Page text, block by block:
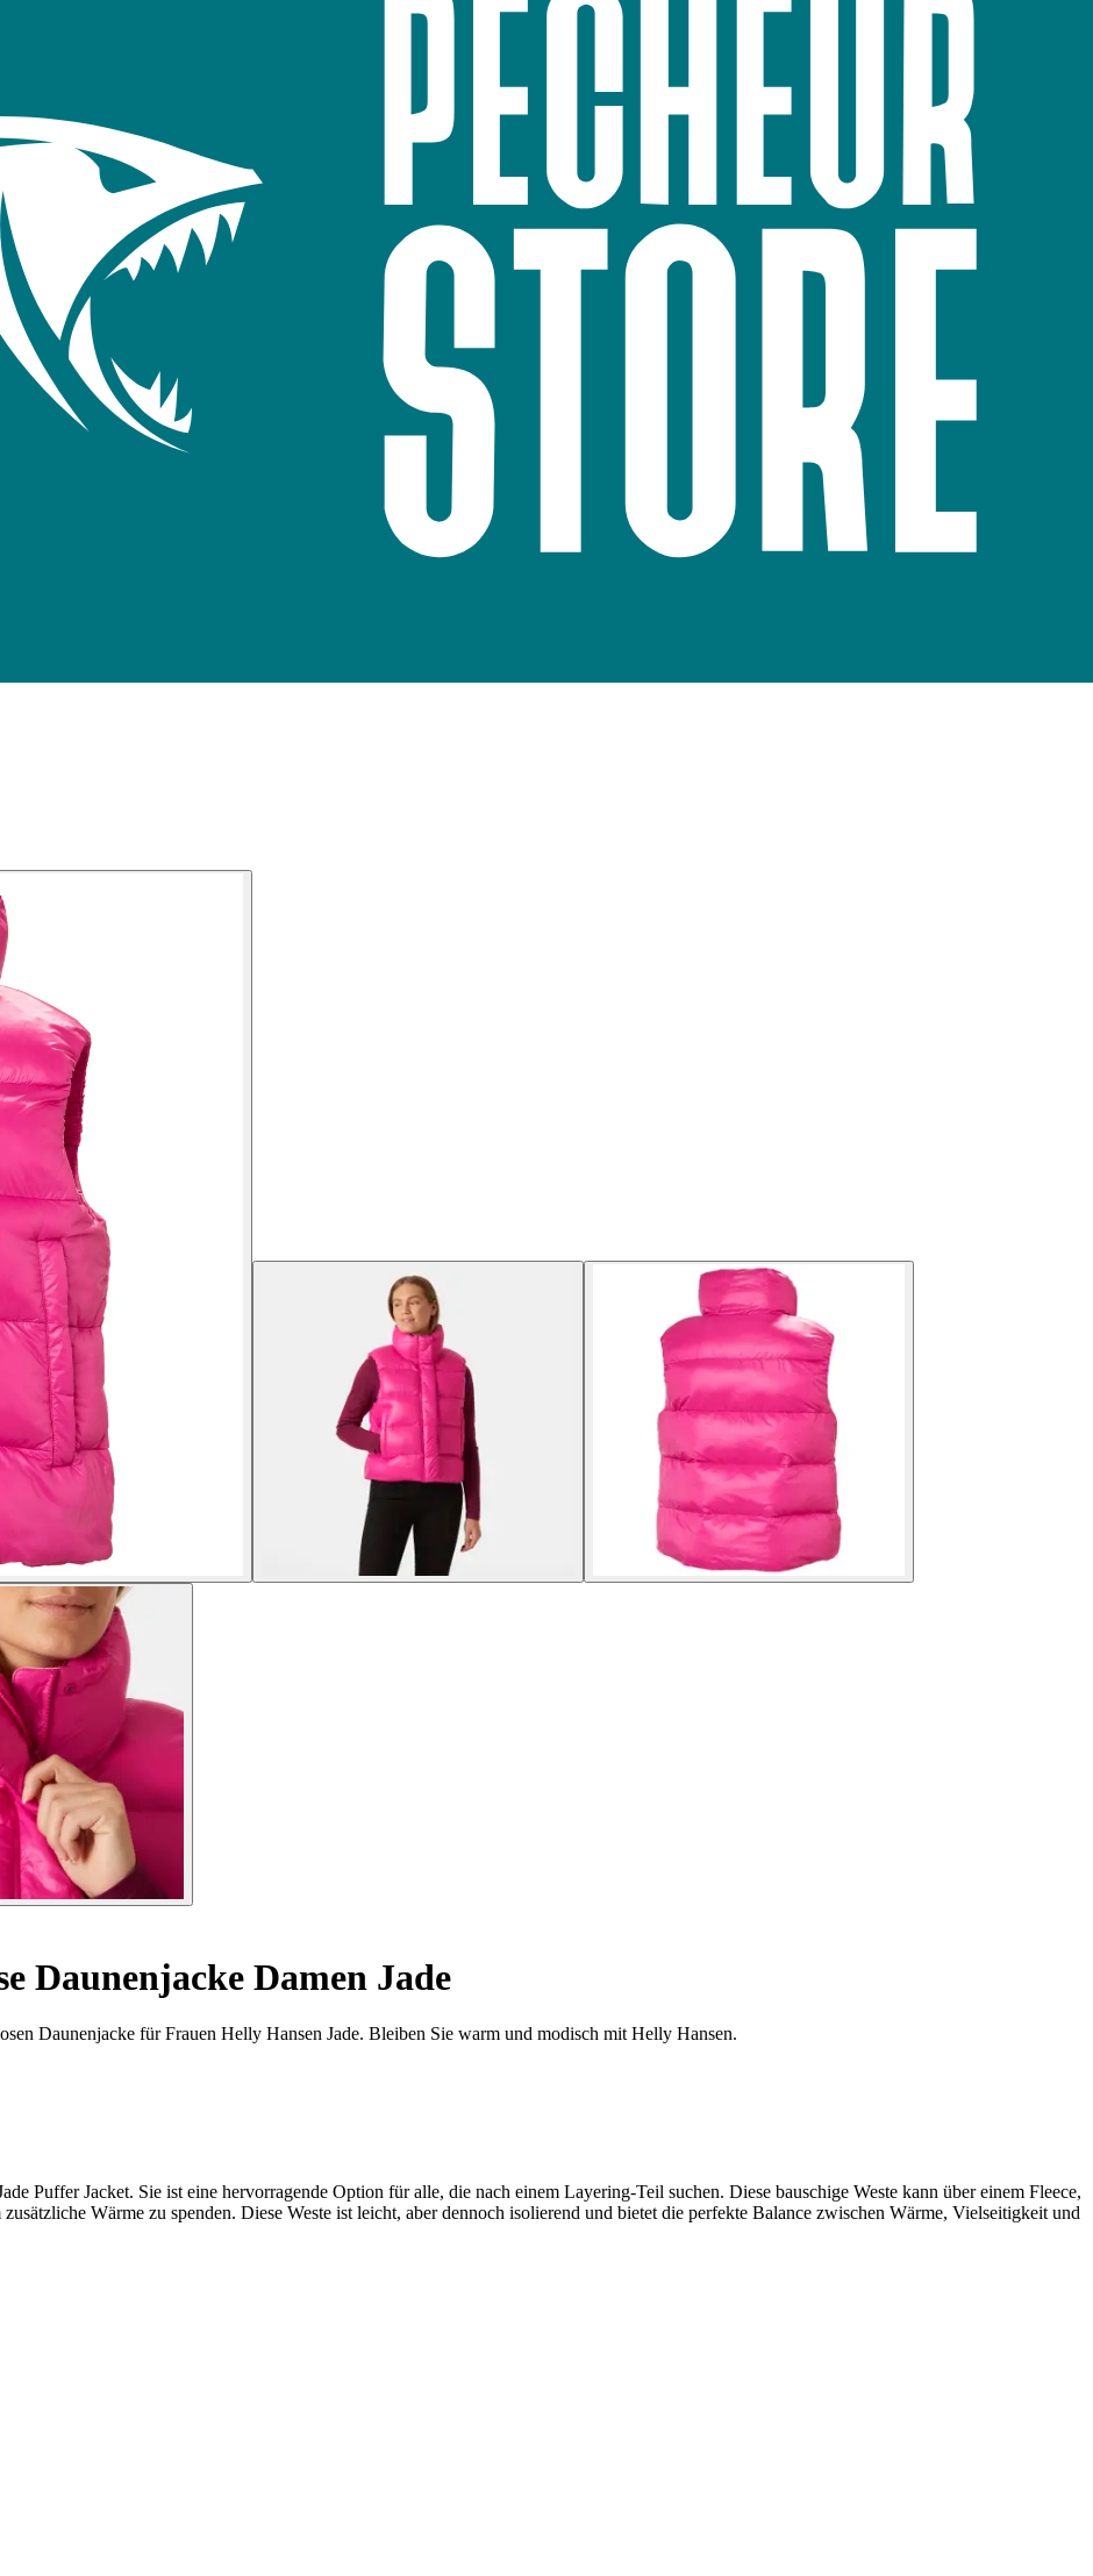
Daunenjacke Damen Jade
Daunenjacke für Frauen Helly Hansen Jade. Bleiben Sie warm und modisch mit Helly Hansen.
Puffer Jacket. Sie ist eine hervorragende Option für alle, die nach einem Layering-Teil suchen. Diese bauschige Weste kann über einem Fleece,
Wärme zu spenden. Diese Weste ist leicht, aber dennoch isolierend und bietet die perfekte Balance zwischen Wärme, Vielseitigkeit und